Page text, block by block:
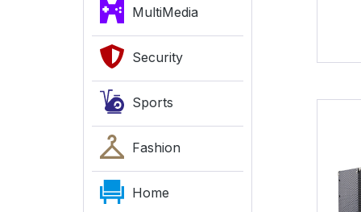
MultiMedia
Security
Sports
Fashion
Home